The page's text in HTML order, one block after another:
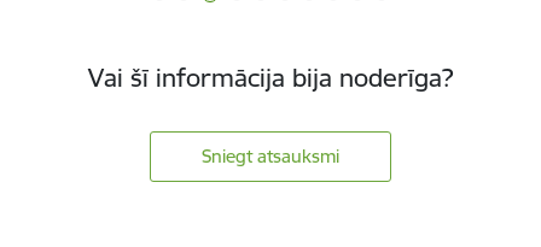
Vai šī informācija bija noderīga?
Sniegt atsauksmi